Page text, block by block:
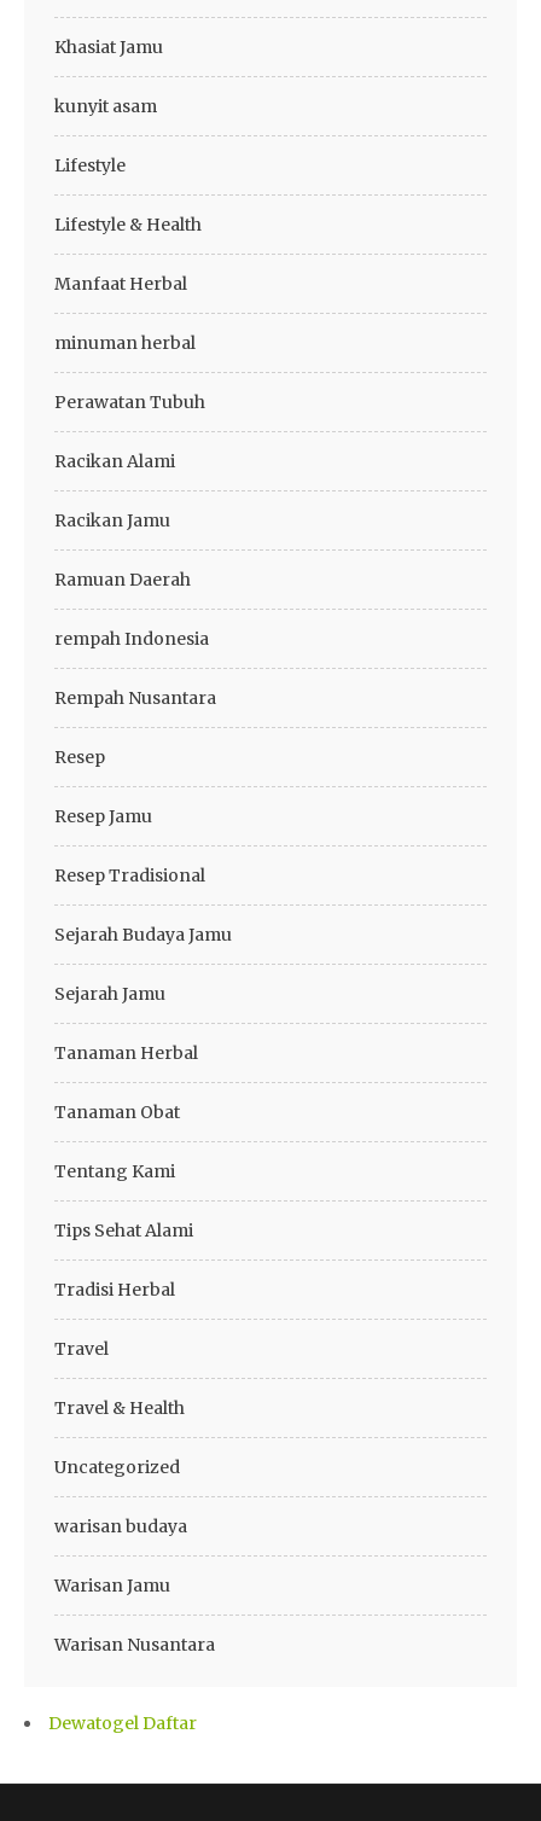
Khasiat Jamu
kunyit asam
Lifestyle
Lifestyle & Health
Manfaat Herbal
minuman herbal
Perawatan Tubuh
Racikan Alami
Racikan Jamu
Ramuan Daerah
rempah Indonesia
Rempah Nusantara
Resep
Resep Jamu
Resep Tradisional
Sejarah Budaya Jamu
Sejarah Jamu
Tanaman Herbal
Tanaman Obat
Tentang Kami
Tips Sehat Alami
Tradisi Herbal
Travel
Travel & Health
Uncategorized
warisan budaya
Warisan Jamu
Warisan Nusantara
Dewatogel Daftar